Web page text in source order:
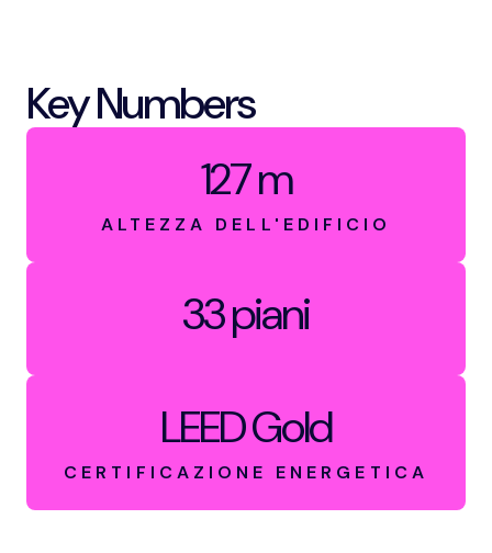
Key Numbers
127 m
ALTEZZA DELL'EDIFICIO
33 piani
LEED Gold
CERTIFICAZIONE ENERGETICA